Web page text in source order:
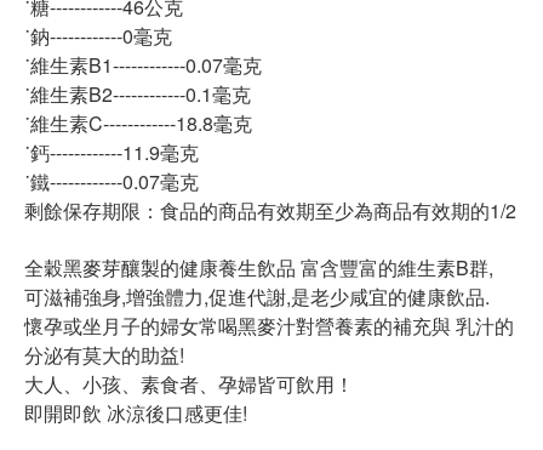
˙糖------------46公克
˙鈉------------0毫克
˙維生素B1------------0.07毫克
˙維生素B2------------0.1毫克
˙維生素C------------18.8毫克
˙鈣------------11.9毫克
˙鐵------------0.07毫克
剩餘保存期限：食品的商品有效期至少為商品有效期的1/2
全穀黑麥芽釀製的健康養生飲品 富含豐富的維生素B群,
可滋補強身,增強體力,促進代謝,是老少咸宜的健康飲品.
懷孕或坐月子的婦女常喝黑麥汁對營養素的補充與 乳汁的
分泌有莫大的助益!
大人、小孩、素食者、孕婦皆可飲用！
即開即飲 冰涼後口感更佳!